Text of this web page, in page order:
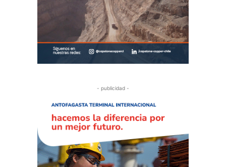
- publicidad -